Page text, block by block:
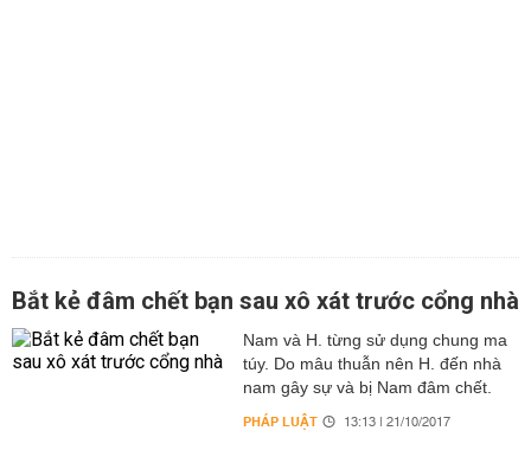
Bắt kẻ đâm chết bạn sau xô xát trước cổng nhà
Nam và H. từng sử dụng chung ma
túy. Do mâu thuẫn nên H. đến nhà
nam gây sự và bị Nam đâm chết.
PHÁP LUẬT 13:13 | 21/10/2017